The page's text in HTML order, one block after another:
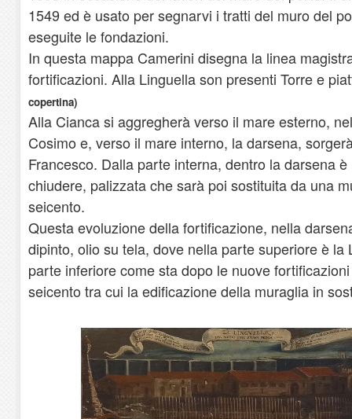
1549 ed è usato per segnarvi i tratti del muro del
eseguite le fondazioni.
In questa mappa Camerini disegna la linea
fortificazioni. Alla Linguella son presenti Torre e
copertina)
Alla Cianca si aggregherà verso il mare esterno,
Cosimo e, verso il mare interno, la darsena,
Francesco. Dalla parte interna, dentro la darsena
chiudere, palizzata che sarà poi sostituita da una
seicento.
Questa evoluzione della fortificazione, nella
dipinto, olio su tela, dove nella parte superiore è la
parte inferiore come sta dopo le nuove
seicento tra cui la edificazione della muraglia in